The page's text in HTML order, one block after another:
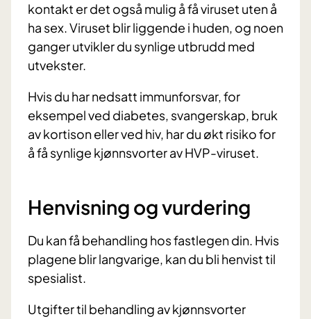
kontakt er det også mulig å få viruset uten å
ha sex. Viruset blir liggende i huden, og noen
ganger utvikler du synlige utbrudd med
utvekster.
Hvis du har nedsatt immunforsvar, for
eksempel ved diabetes, svangerskap, bruk
av kortison eller ved hiv, har du økt risiko for
å få synlige kjønnsvorter av HVP-viruset.
Henvisning og vurdering
Du kan få behandling hos fastlegen din. Hvis
plagene blir langvarige, kan du bli henvist til
spesialist.
Utgifter til behandling av kjønnsvorter